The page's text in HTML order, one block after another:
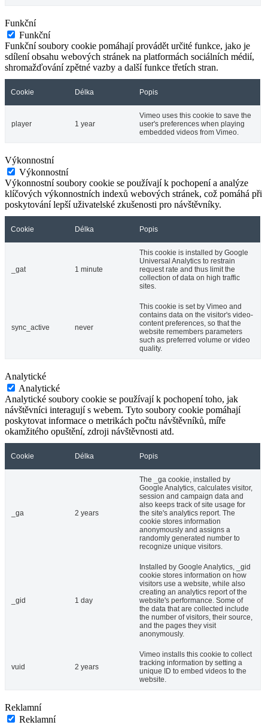
Funkční
Funkční
Funkční soubory cookie pomáhají provádět určité funkce, jako je
sdílení obsahu webových stránek na platformách sociálních médií,
shromažďování zpětné vazby a další funkce třetích stran.
Cookie Délka Popis
player 1 year
Vimeo uses this cookie to save the
user's preferences when playing
embedded videos from Vimeo.
Výkonnostní
Výkonnostní
Výkonnostní soubory cookie se používají k pochopení a analýze
klíčových výkonnostních indexů webových stránek, což pomáhá při
poskytování lepší uživatelské zkušenosti pro návštěvníky.
Cookie Délka Popis
_gat 1 minute
This cookie is installed by Google
Universal Analytics to restrain
request rate and thus limit the
collection of data on high traffic
sites.
sync_active never
This cookie is set by Vimeo and
contains data on the visitor's video-
content preferences, so that the
website remembers parameters
such as preferred volume or video
quality.
Analytické
Analytické
Analytické soubory cookie se používají k pochopení toho, jak
návštěvníci interagují s webem. Tyto soubory cookie pomáhají
poskytovat informace o metrikách počtu návštěvníků, míře
okamžitého opuštění, zdroji návštěvnosti atd.
Cookie Délka Popis
_ga 2 years
The _ga cookie, installed by
Google Analytics, calculates visitor,
session and campaign data and
also keeps track of site usage for
the site's analytics report. The
cookie stores information
anonymously and assigns a
randomly generated number to
recognize unique visitors.
_gid 1 day
Installed by Google Analytics, _gid
cookie stores information on how
visitors use a website, while also
creating an analytics report of the
website's performance. Some of
the data that are collected include
the number of visitors, their source,
and the pages they visit
anonymously.
vuid 2 years
Vimeo installs this cookie to collect
tracking information by setting a
unique ID to embed videos to the
website.
Reklamní
Reklamní